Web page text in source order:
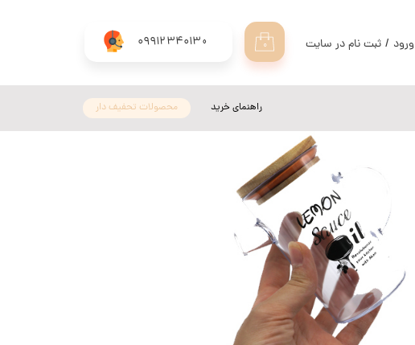
09912340130 ۰ ورود / ثبت نام در سایت
سفارشات
خروج از حساب کاربری
محصولات تحفیف دار راهنمای خرید